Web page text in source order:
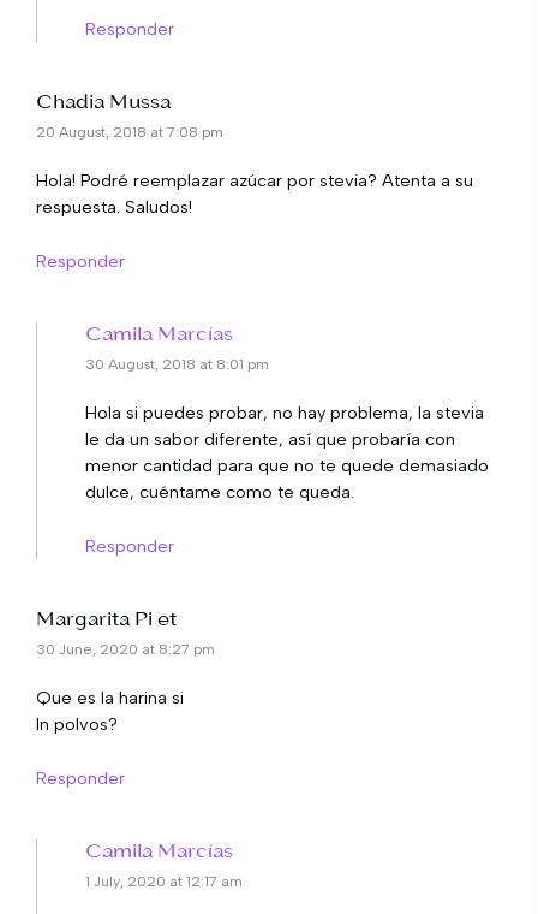
Responder
Chadia Mussa
20 August, 2018 at 7:08 pm
Hola! Podré reemplazar azúcar por stevia? Atenta a su
respuesta. Saludos!
Responder
Camila Marcías
30 August, 2018 at 8:01 pm
Hola si puedes probar, no hay problema, la stevia
le da un sabor diferente, así que probaría con
menor cantidad para que no te quede demasiado
dulce, cuéntame como te queda.
Responder
Margarita Pi et
30 June, 2020 at 8:27 pm
Que es la harina si
In polvos?
Responder
Camila Marcías
1 July, 2020 at 12:17 am